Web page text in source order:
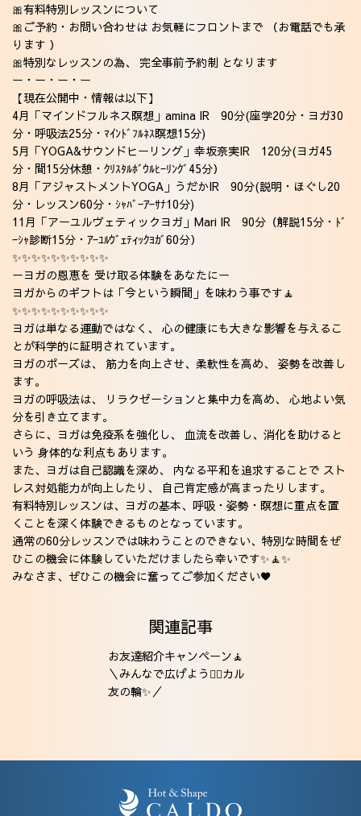
🎀有料特別レッスンについて
🎀ご予約・お問い合わせは お気軽にフロントまで （お電話でも承
ります ）
🎀特別なレッスンの為、 完全事前予約制 となります
ー・ー・ー・ー
【現在公開中・情報は以下】
4月 「マインドフルネス瞑想」amina IR 90分(座学20分・ヨガ30
分・呼吸法25分・ﾏｲﾝﾄﾞﾌﾙﾈｽ瞑想15分)
5月 「YOGA&サウンドヒーリング」幸坂奈実IR 120分(ヨガ45
分・間15分休憩・ｸﾘｽﾀﾙﾎﾞｳﾙﾋｰﾘﾝｸﾞ45分）
8月「アジャストメントYOGA 」うだかIR 90分(説明・ほぐし20
分・レッスン60分・ｼｬﾊﾞｰｱｰｻﾅ10分)
11月「アーユルヴェティックヨガ 」Mari IR 90分（解説15分・ﾄﾞ
ｰｼｬ診断15分・ｱｰﾕﾙｳﾞｪﾃｨｯｸﾖｶﾞ60分）
✨️✨️✨️✨️✨️✨️✨️✨️✨️✨️
ーヨガの恩恵を 受け取る体験をあなたにー
ヨガからのギフトは「今という瞬間」を味わう事です🧘
✨️✨️✨️✨️✨️✨️✨️✨️✨️✨️
ヨガは単なる運動ではなく、 心の健康にも大きな影響を与えるこ
とが科学的に証明されています。
ヨガのポーズは、 筋力を向上させ、柔軟性を高め、 姿勢を改善し
ます。
ヨガの呼吸法は、 リラクゼーションと集中力を高め、 心地よい気
分を引き立てます。
さらに、ヨガは免疫系を強化し、 血流を改善し、消化を助けると
いう 身体的な利点もあります。
また、ヨガは自己認識を深め、 内なる平和を追求することで スト
レス対処能力が向上したり、 自己肯定感が高まったりします。
有料特別レッスンは、ヨガの基本、呼吸・姿勢・瞑想に重点を置
くことを深く体験できるものとなっています。
通常の60分レッスンでは味わうことのできない、特別な時間をぜ
ひこの機会に体験していただけましたら幸いです✨️🧘✨️
みなさま、ぜひこの機会に奮ってご参加ください♥️
関連記事
お友達紹介キャンペーン🧘
＼みんなで広げよう🧘‍♂️カル
友の輪✨️／